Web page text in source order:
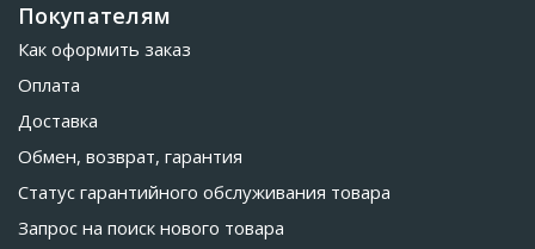
Покупателям
Как оформить заказ
Оплата
Доставка
Обмен, возврат, гарантия
Статус гарантийного обслуживания товара
Запрос на поиск нового товара